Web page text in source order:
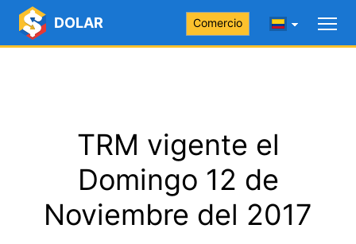
DOLAR Comercio
TRM vigente el
Domingo 12 de
Noviembre del 2017